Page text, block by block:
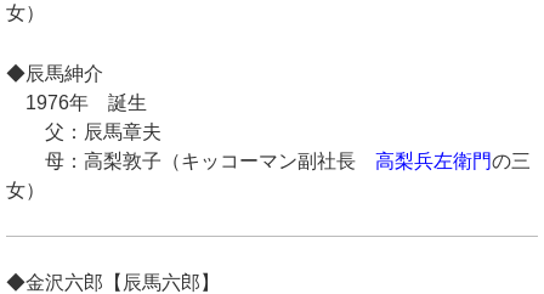
女）
◆辰馬紳介
1976年 誕生
父：辰馬章夫
母：高梨敦子（キッコーマン副社長 高梨兵左衛門の三
女）
◆金沢六郎【辰馬六郎】